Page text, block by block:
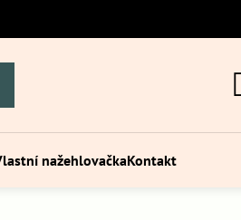
nažehlovačkaKontakt